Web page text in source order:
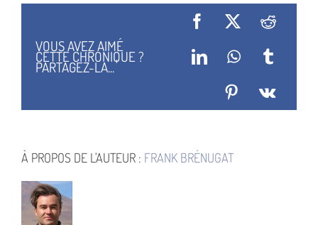
reves
illustration
principale
VOUS AVEZ AIMÉ
CETTE CHRONIQUE ?
PARTAGEZ-LA...
Facebook
X Reddit
LinkedInWhatsApp
Tumblr
Pinterest
Vk
À PROPOS DE L'AUTEUR : FRANK BRÉNUGAT